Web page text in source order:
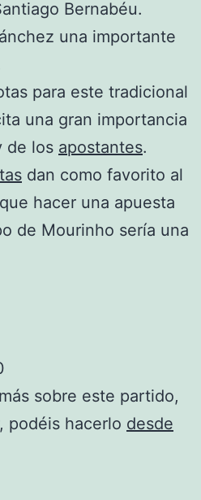
Bernabéu.
una importante
para este tradicional
una gran importancia
de los apostantes.
dan como favorito al
hacer una apuesta
de Mourinho sería una
sobre este partido,
podéis hacerlo desde